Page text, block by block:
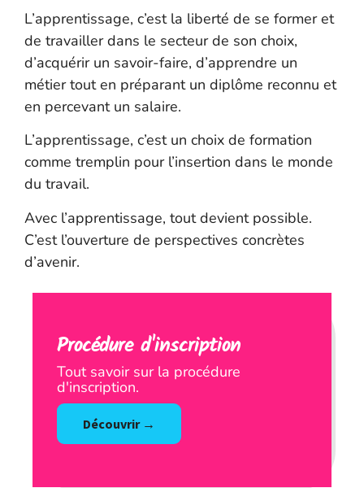
L’apprentissage, c’est la liberté de se former et
de travailler dans le secteur de son choix,
d’acquérir un savoir-faire, d’apprendre un
métier tout en préparant un diplôme reconnu et
en percevant un salaire.
L’apprentissage, c’est un choix de formation
comme tremplin pour l’insertion dans le monde
du travail.
Avec l’apprentissage, tout devient possible.
C’est l’ouverture de perspectives concrètes
d’avenir.
Procédure d'inscription
Tout savoir sur la procédure
d'inscription.
Découvrir →